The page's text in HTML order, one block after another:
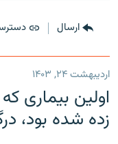
ارسال
اردیبهشت ۲۴, ۱۴۰۳
اولین بیماری
زده شده بود،